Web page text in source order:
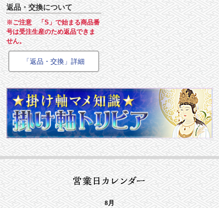
返品・交換について
※ご注意 「S」で始まる商品番
号は受注生産のため返品できま
せん。
「返品・交換」詳細